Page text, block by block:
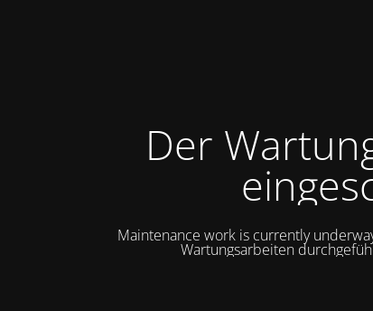
Der
Maintenance work is currently
Wartungsarbeiten